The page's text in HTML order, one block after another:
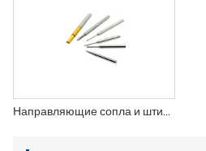
Направляющие сопла и штифты для намотки катушек из карбида вольфрама